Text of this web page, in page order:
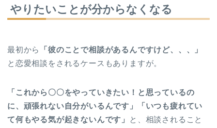
やりたいことが分からなくなる
最初から
「彼のことで相談があるんですけど、、、」
と恋愛相談をされるケースもありますが。
「これから〇〇をやっていきたい！と思っているの
に、頑張れない自分がいるんです」「いつも疲れてい
て何もやる気が起きないんです」
と、相談されること